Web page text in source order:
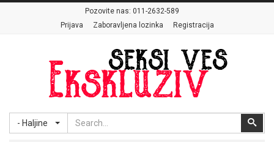
Pozovite nas: 011-2632-589
Prijava
Zaboravljena lozinka Registracija
- Haljine
Search